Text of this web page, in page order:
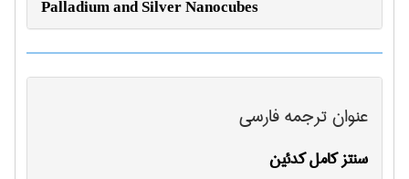
Palladium and Silver Nanocubes
عنوان ترجمه فارسی
سنتز کامل کدئین